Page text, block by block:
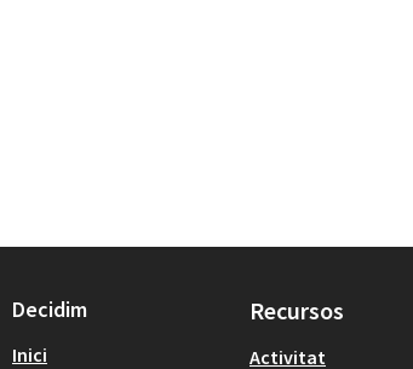
Decidim
Inici
Recursos
Activitat